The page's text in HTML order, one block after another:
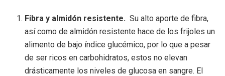
Fibra y almidón resistente. Su alto aporte de fibra,
así como de almidón resistente hace de los frijoles un
alimento de bajo índice glucémico, por lo que a pesar
de ser ricos en carbohidratos, estos no elevan
drásticamente los niveles de glucosa en sangre. El